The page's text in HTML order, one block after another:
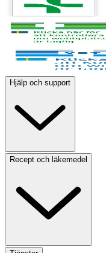
Hjälp och support
Recept och läkemedel